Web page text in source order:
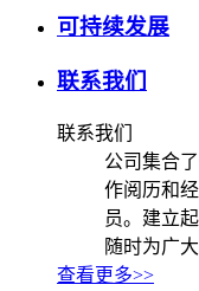
可持续发展
联系我们
联系我们
公司集合
作阅历和
员。建立
随时为广
查看更多>>